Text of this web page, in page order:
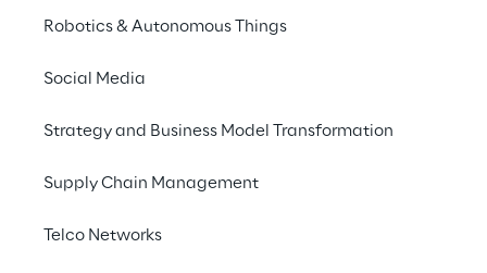
Robotics & Autonomous Things
Social Media
Strategy and Business Model Transformation
Supply Chain Management
Telco Networks
08:30–17:30 UTC
Antonelliana